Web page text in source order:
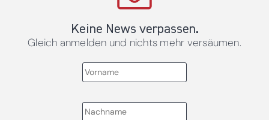
Keine News verpassen.
Gleich anmelden und nichts mehr versäumen.